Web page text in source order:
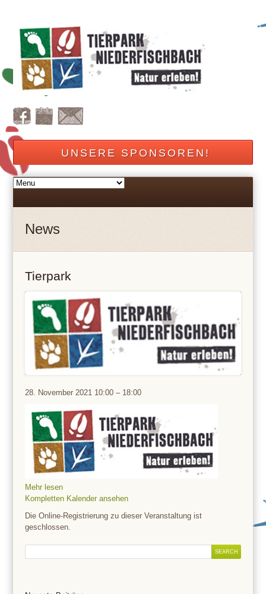
UNSERE SPONSOREN!
News
Tierpark
Tierpark
28. November 2021 10:00 – 18:00
Mehr lesen
Kompletten Kalender ansehen
Die Online-Registrierung zu dieser Veranstaltung ist
geschlossen.